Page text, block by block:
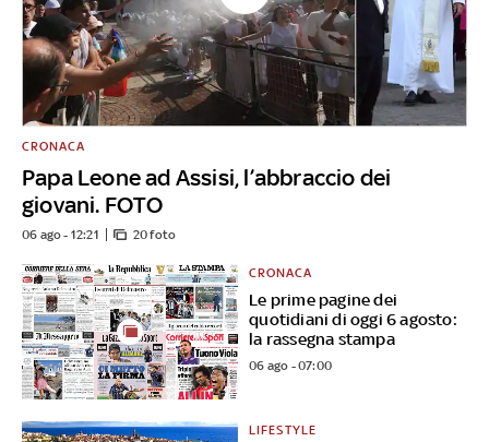
Papa Leone ad Assisi, l’abbraccio dei
giovani. FOTO
CRONACA
06 ago - 12:21 20 foto
Le prime pagine dei
quotidiani di oggi 6 agosto:
la rassegna stampa
CRONACA
06 ago - 07:00
LIFESTYLE